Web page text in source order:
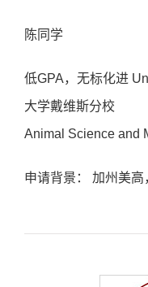
陈同学
低GPA，无标化进
大学戴维斯分校
Animal Science and
申请背景： 加州美